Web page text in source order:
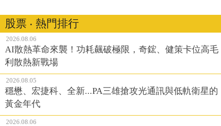
股票 ‧ 熱門排行
2026.08.06
AI散熱革命來襲！功耗飆破極限，奇鋐、健策卡位高毛
利散熱新戰場
2026.08.05
穩懋、宏捷科、全新...PA三雄搶攻光通訊與低軌衛星的
黃金年代
2026.08.06